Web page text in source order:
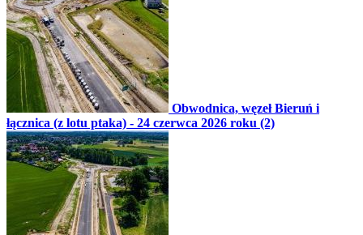
Obwodnica, węzeł Bieruń i
łącznica (z lotu ptaka) - 24 czerwca 2026 roku (2)